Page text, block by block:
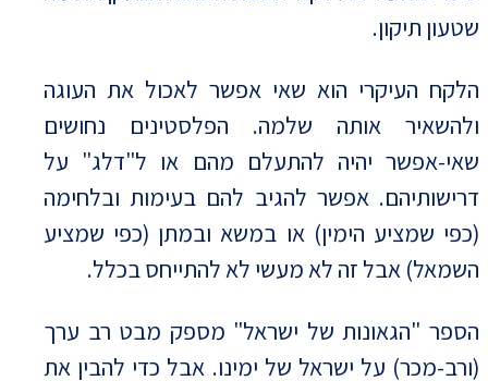
שטעון תיקון.
הלקח העיקרי הוא שאי אפשר לאכול את העוגה
ולהשאיר אותה שלמה. הפלסטינים נחושים
שאי-אפשר יהיה להתעלם מהם או ל"דלג" על
דרישותיהם. אפשר להגיב להם בעימות ובלחימה
(כפי שמציע הימין) או במשא ובמתן (כפי שמציע
השמאל) אבל זה לא מעשי לא להתייחס בכלל.
הספר "הגאונות של ישראל" מספק מבט רב ערך
(ורב-מכר) על ישראל של ימינו. אבל כדי להבין את